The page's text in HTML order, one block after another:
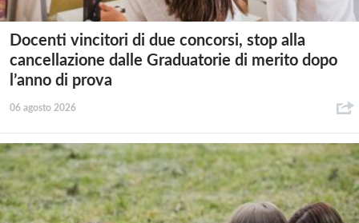
Docenti vincitori di due concorsi, stop alla
cancellazione dalle Graduatorie di merito dopo
l’anno di prova
06 agosto 2026